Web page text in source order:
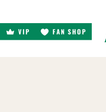
VIP FAN SHOP